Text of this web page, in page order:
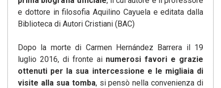
e dottore in filosofia Aquilino Cayuela e editata dalla
Biblioteca di Autori Cristiani (BAC)
Dopo la morte di Carmen Hernández Barrera il 19
luglio 2016, di fronte ai numerosi favori e grazie
ottenuti per la sua intercessione e le migliaia di
visite alla sua tomba, si pensò nella convenienza di